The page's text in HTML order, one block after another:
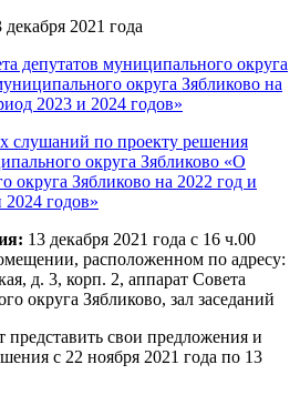
2021 года
депутатов муниципального округа
округа Зябликово на
2023 и 2024 годов»
слушаний по проекту решения
округа Зябликово «О
округа Зябликово на 2022 год и
годов»
13 декабря 2021 года с 16 ч.00
расположенном по адресу:
д. 3, корп. 2, аппарат Совета
округа Зябликово, зал заседаний
свои предложения и
с 22 ноября 2021 года по 13